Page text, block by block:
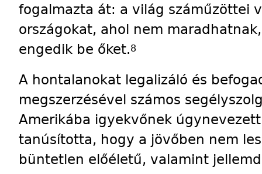
fogalmazta át: a világ száműzöttei
országokat, ahol nem
engedik be őket.8
A hontalanokat legalizáló és
megszerzésével számos
Amerikába igyekvőnek
tanúsította, hogy a jövőben nem
büntetlen elő­életű, valamint